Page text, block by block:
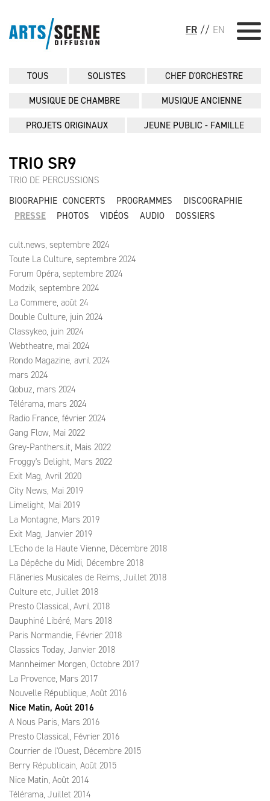
FR // EN
TOUS SOLISTES CHEF D'ORCHESTRE
MUSIQUE DE CHAMBRE MUSIQUE ANCIENNE
PROJETS ORIGINAUX JEUNE PUBLIC - FAMILLE
TRIO SR9
TRIO DE PERCUSSIONS
BIOGRAPHIE CONCERTS PROGRAMMES
DISCOGRAPHIE
PRESSE
PHOTOS VIDÉOS AUDIO DOSSIERS
cult.news, septembre 2024
Toute La Culture, septembre 2024
Forum Opéra, septembre 2024
Modzik, septembre 2024
La Commere, août 24
Double Culture, juin 2024
Classykeo, juin 2024
Webtheatre, mai 2024
Rondo Magazine, avril 2024
mars 2024
Qobuz, mars 2024
Télérama, mars 2024
Radio France, février 2024
Gang Flow, Mai 2022
Grey-Panthers.it, Mais 2022
Froggy's Delight, Mars 2022
Exit Mag, Avril 2020
City News, Mai 2019
Limelight, Mai 2019
La Montagne, Mars 2019
Exit Mag, Janvier 2019
L'Echo de la Haute Vienne, Décembre 2018
La Dépêche du Midi, Décembre 2018
Flâneries Musicales de Reims, Juillet 2018
Culture etc, Juillet 2018
Presto Classical, Avril 2018
Dauphiné Libéré, Mars 2018
Paris Normandie, Février 2018
Classics Today, Janvier 2018
Mannheimer Morgen, Octobre 2017
La Provence, Mars 2017
Nouvelle République, Août 2016
Nice Matin, Août 2016
A Nous Paris, Mars 2016
Presto Classical, Février 2016
Courrier de l'Ouest, Décembre 2015
Berry Républicain, Août 2015
Nice Matin, Août 2014
Télérama, Juillet 2014